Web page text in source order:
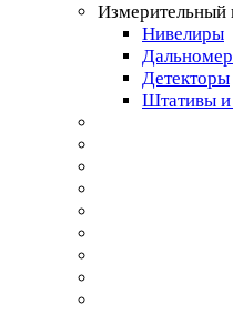
Измерительный
Нивелиры
Детекторы
Штативы и